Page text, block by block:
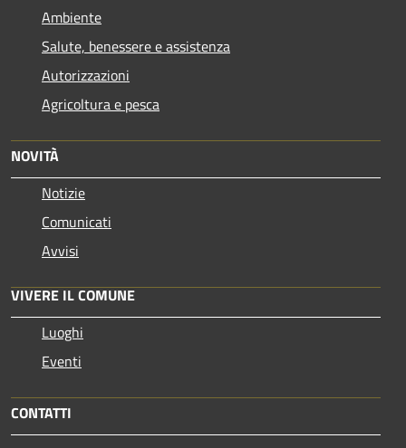
Ambiente
Salute, benessere e assistenza
Autorizzazioni
Agricoltura e pesca
NOVITÀ
Notizie
Comunicati
Avvisi
VIVERE IL COMUNE
Luoghi
Eventi
CONTATTI